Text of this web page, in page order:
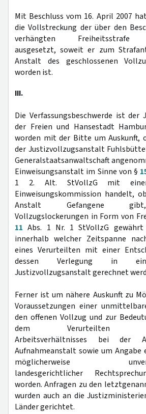
Mit Beschluss vom 16. April 2007
die Vollstreckung der über den
verhängten Freiheitsstrafe
ausgesetzt, soweit er zum
Anstalt des geschlossenen
worden ist.
III.
Die Verfassungsbeschwerde ist der
der Freien und Hansestadt
worden mit der Bitte um Auskunft,
der Justizvollzugsanstalt
Generalstaatsanwaltschaft
Einweisungsanstalt im Sinne von §
1 2. Alt. StVollzG mit
Einweisungskommission handelt,
Anstalt Gefangene
Vollzugslockerungen in Form von
11 Abs. 1 Nr. 1 StVollzG gewährt
innerhalb welcher Zeitspanne
eines Verurteilten mit einer
dessen Verlegung in
Justizvollzugsanstalt gerechnet
Ferner ist um nähere Auskunft zu
Voraussetzungen einer
den offenen Vollzug und zur
dem Verurteilten
Arbeitsverhältnisses bei der
Aufnahmeanstalt sowie um Angabe
möglicherweise
landesgerichtlicher
worden. Anfragen zu den
wurden auch an die
Länder gerichtet.